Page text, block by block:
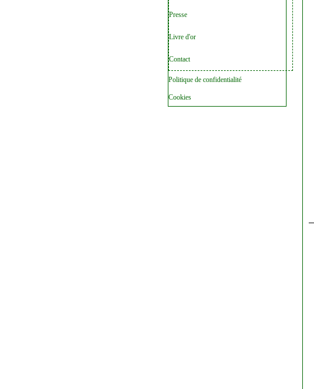
Presse
Livre d'or
Contact
Politique de confidentialité
Cookies